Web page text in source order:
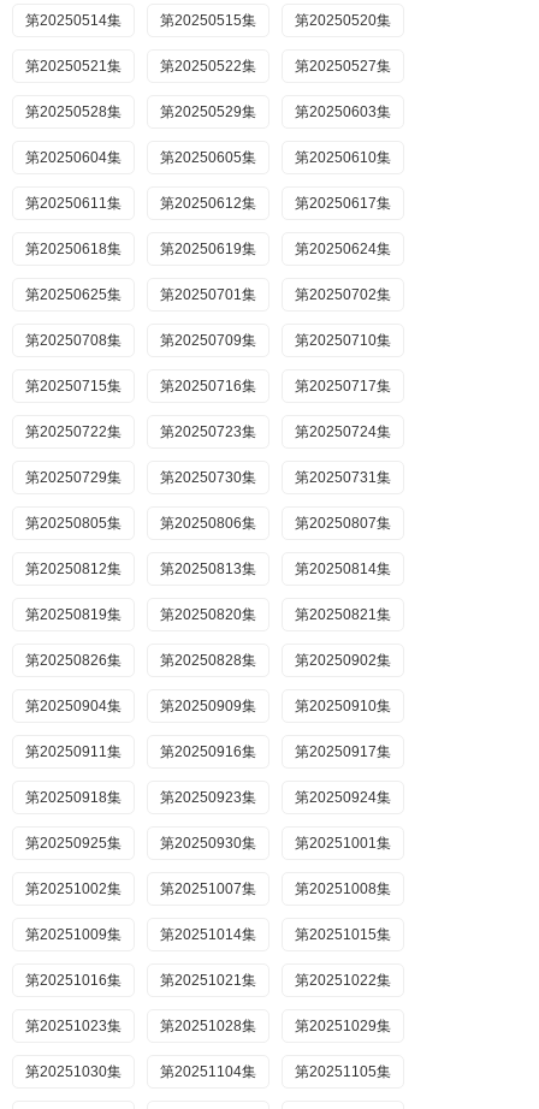
第20250514集 第20250515集 第20250520集
第20250521集 第20250522集 第20250527集
第20250528集 第20250529集 第20250603集
第20250604集 第20250605集 第20250610集
第20250611集 第20250612集 第20250617集
第20250618集 第20250619集 第20250624集
第20250625集 第20250701集 第20250702集
第20250708集 第20250709集 第20250710集
第20250715集 第20250716集 第20250717集
第20250722集 第20250723集 第20250724集
第20250729集 第20250730集 第20250731集
第20250805集 第20250806集 第20250807集
第20250812集 第20250813集 第20250814集
第20250819集 第20250820集 第20250821集
第20250826集 第20250828集 第20250902集
第20250904集 第20250909集 第20250910集
第20250911集 第20250916集 第20250917集
第20250918集 第20250923集 第20250924集
第20250925集 第20250930集 第20251001集
第20251002集 第20251007集 第20251008集
第20251009集 第20251014集 第20251015集
第20251016集 第20251021集 第20251022集
第20251023集 第20251028集 第20251029集
第20251030集 第20251104集 第20251105集